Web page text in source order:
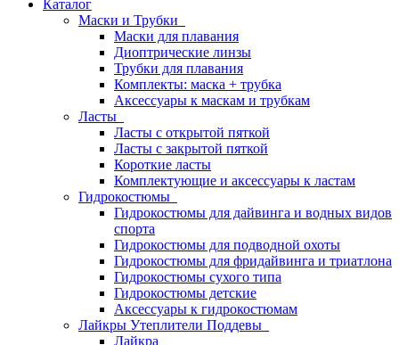
Каталог
Маски и Трубки
Маски для плавания
Диоптрические линзы
Трубки для плавания
Комплекты: маска + трубка
Аксессуары к маскам и трубкам
Ласты
Ласты с открытой пяткой
Ласты с закрытой пяткой
Короткие ласты
Комплектующие и аксессуары к ластам
Гидрокостюмы
Гидрокостюмы для дайвинга и водных видов
спорта
Гидрокостюмы для подводной охоты
Гидрокостюмы для фридайвинга и триатлона
Гидрокостюмы сухого типа
Гидрокостюмы детские
Аксессуары к гидрокостюмам
Лайкры Утеплители Поддевы
Лайкра